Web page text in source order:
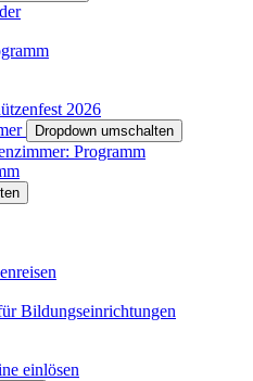
2026
Dropdown umschalten
Programm
Bildungseinrichtungen
einlösen